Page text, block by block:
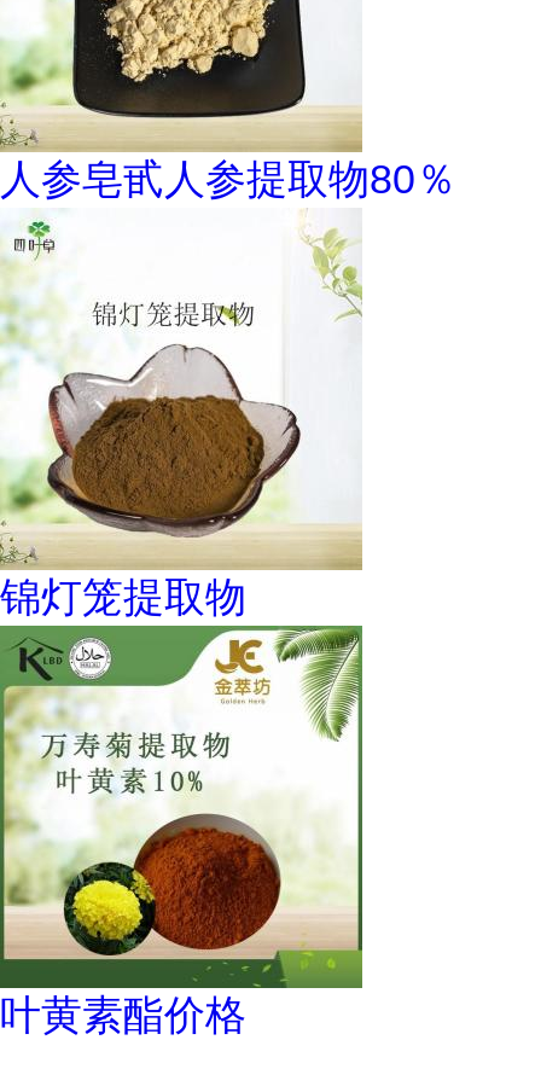
人参皂甙人参提取物80％
锦灯笼提取物
叶黄素酯价格